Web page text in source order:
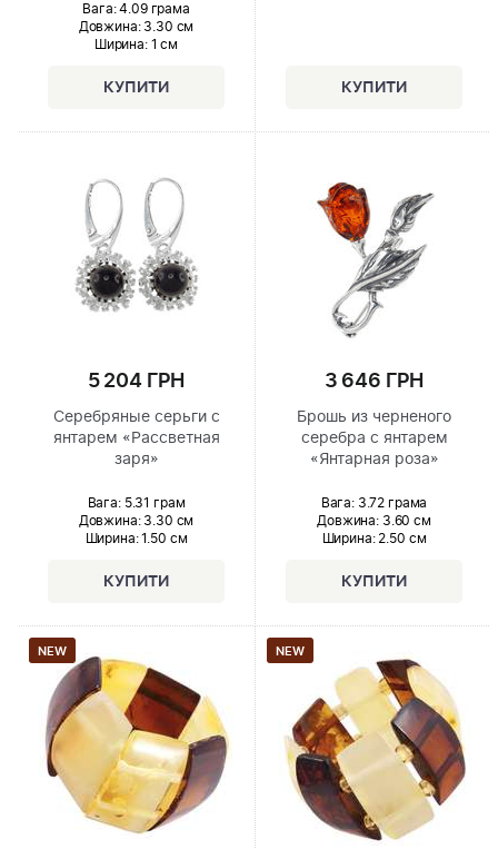
Вага: 4.09 грама
Довжина:3.30 см
Ширина: 1 см
5 204 ГРН
Серебряные серьги с
янтарем «Рассветная
заря»
Вага: 5.31 грам
Довжина:3.30 см
Ширина: 1.50 см
3 646 ГРН
Брошь из черненого
серебра с янтарем
«Янтарная роза»
Вага: 3.72 грама
Довжина: 3.60 см
Ширина: 2.50 см
NEW NEW